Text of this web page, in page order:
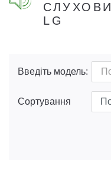
LG
Введіть модель:
Сортування